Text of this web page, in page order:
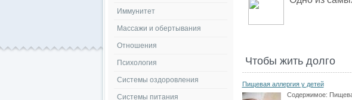
Чтобы жить долго
Пищевая аллергия у детей
Содержимое:
Иммунитет
Массажи и обертывания
Отношения
Психология
Системы оздоровления
Системы питания